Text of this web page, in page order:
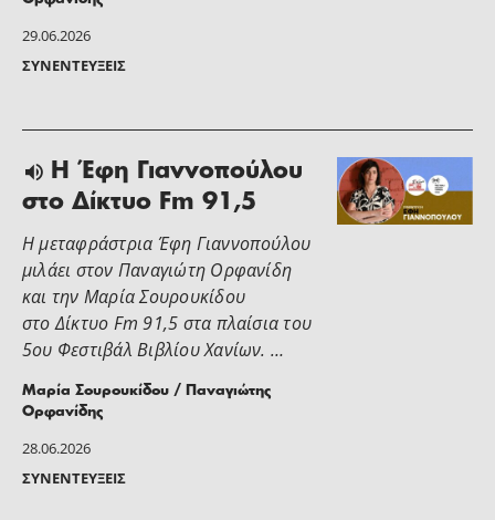
29.06.2026
ΣΥΝΕΝΤΕΎΞΕΙΣ
28.06.2026
ΣΥΝΕΝΤΕΎΞΕΙΣ
Η Έφη Γιαννοπούλου
στο Δίκτυο Fm 91,5
Η μεταφράστρια Έφη Γιαννοπούλου
μιλάει στον Παναγιώτη Ορφανίδη
και την Μαρία Σουρουκίδου
στο Δίκτυο Fm 91,5 στα πλαίσια του
5ου Φεστιβάλ Βιβλίου Χανίων. …
Μαρία Σουρουκίδου / Παναγιώτης
Ορφανίδης